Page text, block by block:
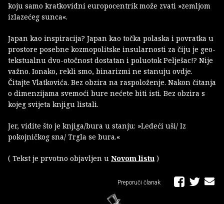
koju samo kratkovidni europocentrik može zvati »zemljom
izlazećeg sunca«.
Japan kao inspiracija? Japan kao točka polaska i povratka u
prostore posebne kozmopolitske insularnosti za čiju je geo-
tekstualnu dvo-otočnost dostatan i poluotok Pelješac!? Nije
važno. Ionako, rekli smo, binarizmi ne stanuju ovdje.
Čitajte Vlatkovića. Bez obzira na raspoloženje. Nakon čitanja
o dimenzijama svemoći bure nećete biti isti. Bez obzira s
kojeg svijeta knjigu listali.
Jer, vidite što je knjiga/bura u stanju: »Ledeći uši/ Iz
pokojničkog sna/ Trgla se bura.«
( Tekst je prvotno objavljen u Novom listu )
Preporuči članak